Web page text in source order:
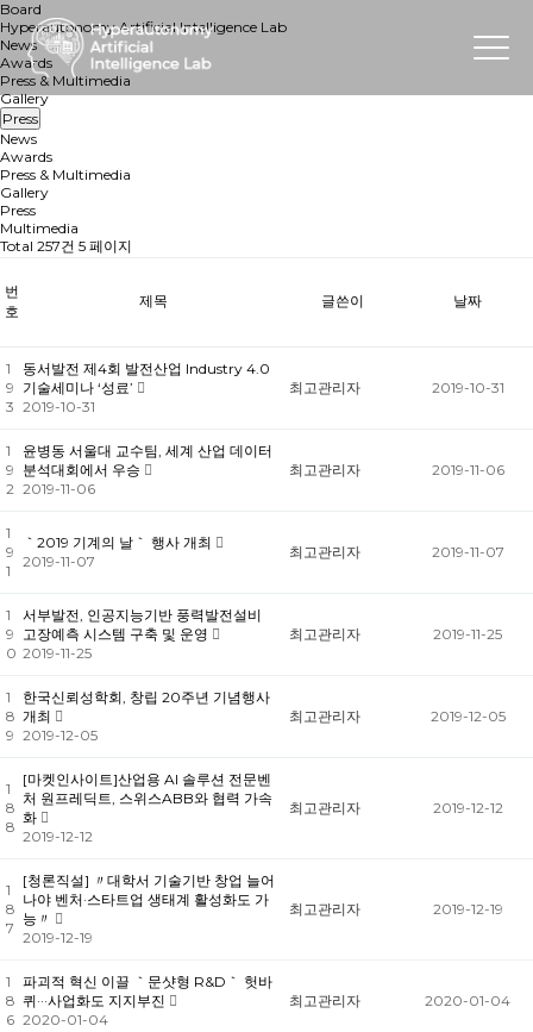
Board
Hyperautonomy Artificial Intelligence Lab
News
Awards
Press & Multimedia
Gallery
Press
News
Awards
Press & Multimedia
Gallery
Press
Multimedia
Total 257건 5 페이지
번
호
제목 글쓴이 날짜
1
9
3
동서발전 제4회 발전산업 Industry 4.0
기술세미나 ‘성료’
2019-10-31
최고관리자 2019-10-31
1
9
2
윤병동 서울대 교수팀, 세계 산업 데이터
분석대회에서 우승
2019-11-06
최고관리자 2019-11-06
1
9
1
｀2019 기계의 날｀ 행사 개최
2019-11-07
최고관리자 2019-11-07
1
9
0
서부발전, 인공지능기반 풍력발전설비
고장예측 시스템 구축 및 운영
2019-11-25
최고관리자 2019-11-25
1
8
9
한국신뢰성학회, 창립 20주년 기념행사
개최
2019-12-05
최고관리자 2019-12-05
1
8
8
[마켓인사이트]산업용 AI 솔루션 전문벤
처 원프레딕트, 스위스ABB와 협력 가속
화
2019-12-12
최고관리자 2019-12-12
1
8
7
[청론직설] 〃대학서 기술기반 창업 늘어
나야 벤처·스타트업 생태계 활성화도 가
능〃
2019-12-19
최고관리자 2019-12-19
1
8
6
파괴적 혁신 이끌 ｀문샷형 R&D｀ 헛바
퀴···사업화도 지지부진
2020-01-04
최고관리자 2020-01-04